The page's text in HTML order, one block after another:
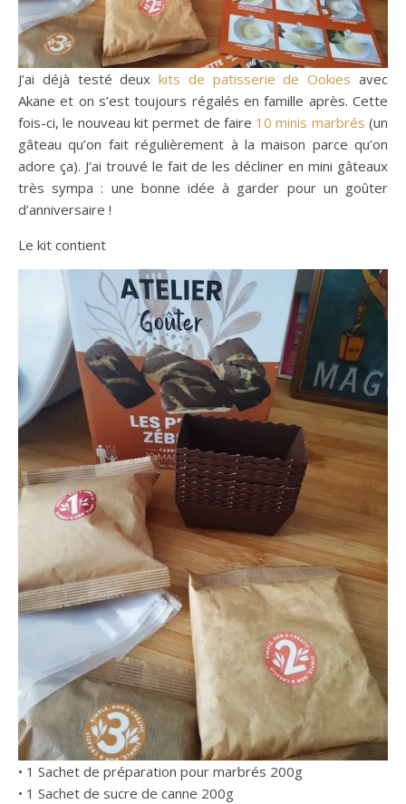
J’ai déjà testé deuxkits de patisserie de Ookies avec
Akane et on s’est toujours régalés en famille après. Cette
fois-ci, le nouveau kit permet de faire 10 minis marbrés(un
gâteau qu’on fait régulièrement à la maison parce qu’on
adore ça). J’ai trouvé le fait de les décliner en mini gâteaux
très sympa : une bonne idée à garder pour un goûter
d’anniversaire !
Le kit contient
• 1 Sachet de préparation pour marbrés 200g
• 1 Sachet de sucre de canne 200g